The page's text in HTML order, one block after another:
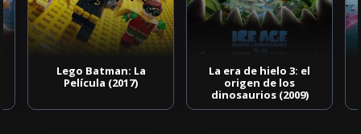
Lego Batman: La
Película (2017)
La era de hielo 3: el
origen de los
dinosaurios (2009)